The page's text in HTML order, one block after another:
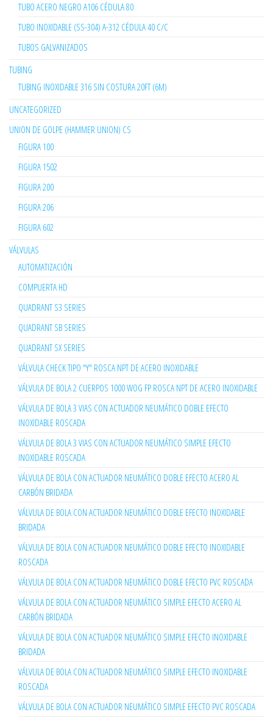
TUBO ACERO NEGRO A106 CÉDULA 80
TUBO INOXIDABLE (SS-304) A-312 CÉDULA 40 C/C
TUBOS GALVANIZADOS
TUBING
TUBING INOXIDABLE 316 SIN COSTURA 20FT (6M)
UNCATEGORIZED
UNION DE GOLPE (HAMMER UNION) CS
FIGURA 100
FIGURA 1502
FIGURA 200
FIGURA 206
FIGURA 602
VÁLVULAS
AUTOMATIZACIÓN
COMPUERTA HD
QUADRANT S3 SERIES
QUADRANT SB SERIES
QUADRANT SX SERIES
VÁLVULA CHECK TIPO "Y" ROSCA NPT DE ACERO INOXIDABLE
VÁLVULA DE BOLA 2 CUERPOS 1000 WOG FP ROSCA NPT DE ACERO INOXIDABLE
VÁLVULA DE BOLA 3 VIAS CON ACTUADOR NEUMÁTICO DOBLE EFECTO
INOXIDABLE ROSCADA
VÁLVULA DE BOLA 3 VIAS CON ACTUADOR NEUMÁTICO SIMPLE EFECTO
INOXIDABLE ROSCADA
VÁLVULA DE BOLA CON ACTUADOR NEUMÁTICO DOBLE EFECTO ACERO AL
CARBÓN BRIDADA
VÁLVULA DE BOLA CON ACTUADOR NEUMÁTICO DOBLE EFECTO INOXIDABLE
BRIDADA
VÁLVULA DE BOLA CON ACTUADOR NEUMÁTICO DOBLE EFECTO INOXIDABLE
ROSCADA
VÁLVULA DE BOLA CON ACTUADOR NEUMÁTICO DOBLE EFECTO PVC ROSCADA
VÁLVULA DE BOLA CON ACTUADOR NEUMÁTICO SIMPLE EFECTO ACERO AL
CARBÓN BRIDADA
VÁLVULA DE BOLA CON ACTUADOR NEUMÁTICO SIMPLE EFECTO INOXIDABLE
BRIDADA
VÁLVULA DE BOLA CON ACTUADOR NEUMÁTICO SIMPLE EFECTO INOXIDABLE
ROSCADA
VÁLVULA DE BOLA CON ACTUADOR NEUMÁTICO SIMPLE EFECTO PVC ROSCADA